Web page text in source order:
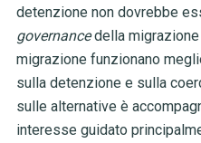
detenzione non dovrebbe
governancedella
migrazione funzionano
sulla detenzione e sulla
sulle alternative è
interesse guidato